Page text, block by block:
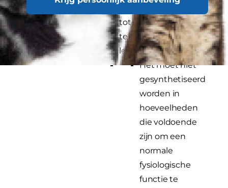
De afwezigheid moet
tot een
tekortensyndroom
leiden
Het moet niet
gesynthetiseerd
worden in
hoeveelheden
die voldoende
zijn om een
normale
fysiologische
functie te